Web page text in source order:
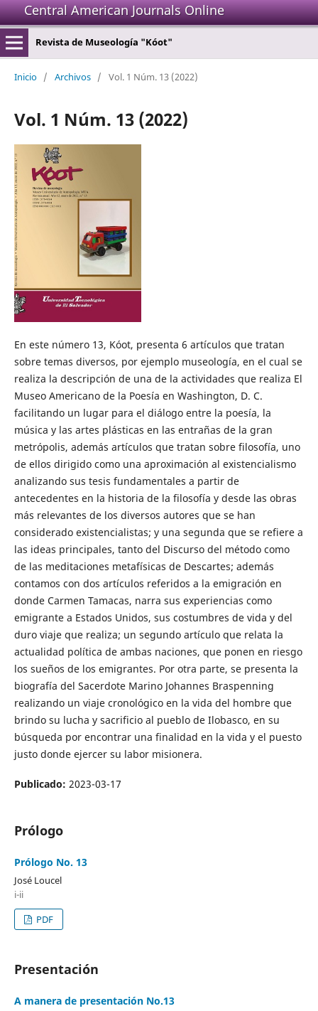
Central American Journals Online
Revista de Museología "Kóot"
Inicio / Archivos / Vol. 1 Núm. 13 (2022)
Vol. 1 Núm. 13 (2022)
En este número 13, Kóot, presenta 6 artículos que tratan
sobre temas diversos, por ejemplo museología, en el cual se
realiza la descripción de una de la actividades que realiza El
Museo Americano de la Poesía en Washington, D. C.
facilitando un lugar para el diálogo entre la poesía, la
música y las artes plásticas en las entrañas de la gran
metrópolis, además artículos que tratan sobre filosofía, uno
de ellos dirigido como una aproximación al existencialismo
analizando sus tesis fundamentales a partir de
antecedentes en la historia de la filosofía y desde las obras
más relevantes de los diversos autores que se han
considerado existencialistas; y una segunda que se refiere a
las ideas principales, tanto del Discurso del método como
de las meditaciones metafísicas de Descartes; además
contamos con dos artículos referidos a la emigración en
donde Carmen Tamacas, narra sus experiencias como
emigrante a Estados Unidos, sus costumbres de vida y del
duro viaje que realiza; un segundo artículo que relata la
actualidad política de ambas naciones, que ponen en riesgo
los sueños de los emigrantes. Por otra parte, se presenta la
biografía del Sacerdote Marino Johannes Braspenning
realizando un viaje cronológico en la vida del hombre que
brindo su lucha y sacrificio al pueblo de Ilobasco, en su
búsqueda por encontrar una finalidad en la vida y el puesto
justo donde ejercer su labor misionera.
Publicado: 2023-03-17
Prólogo
Prólogo No. 13
José Loucel
i-ii
PDF
Presentación
A manera de presentación No.13